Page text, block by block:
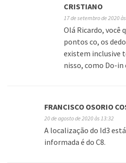
CRISTIANO
17 de setembro de 2020
Olá Ricardo, você
pontos co, os
existem inclusive
nisso, como Do-in
FRANCISCO OSORIO
20 de agosto de 2020 às 13:32
A localização do Id3
informada é do C8.